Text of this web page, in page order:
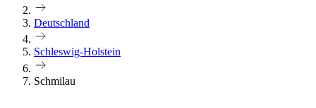
Deutschland
Schleswig-Holstein
Schmilau